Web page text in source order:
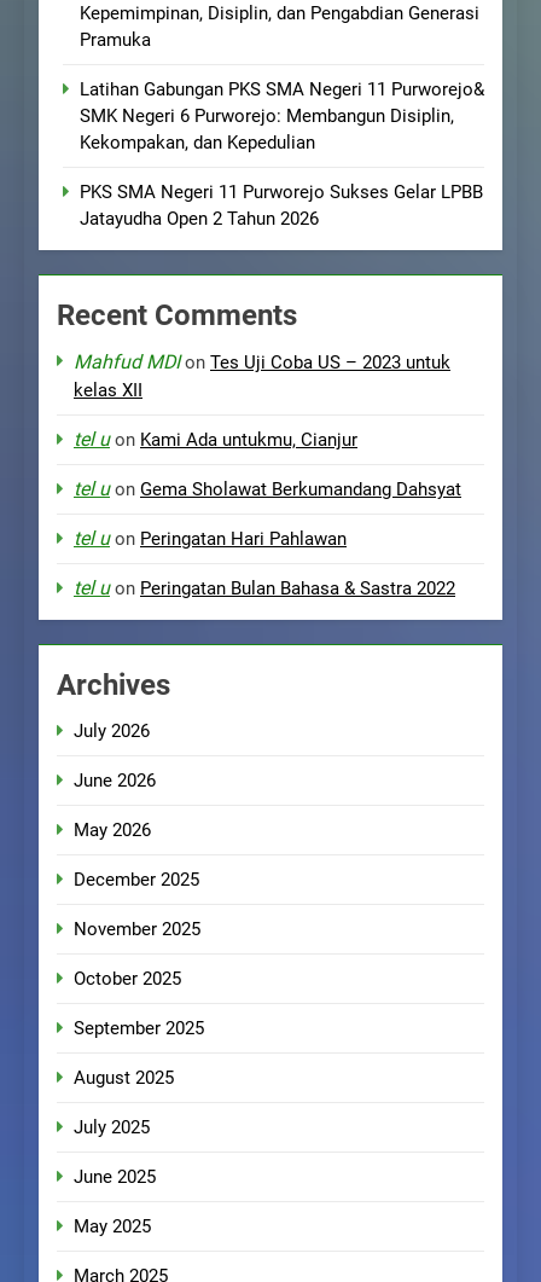
Kepemimpinan, Disiplin, dan Pengabdian Generasi
Pramuka
Latihan Gabungan PKS SMA Negeri 11 Purworejo&
SMK Negeri 6 Purworejo: Membangun Disiplin,
Kekompakan, dan Kepedulian
PKS SMA Negeri 11 Purworejo Sukses Gelar LPBB
Jatayudha Open 2 Tahun 2026
Recent Comments
Mahfud MDIon Tes Uji Coba US – 2023 untuk
kelas XII
tel uon Kami Ada untukmu, Cianjur
tel uon Gema Sholawat Berkumandang Dahsyat
tel uon Peringatan Hari Pahlawan
tel uon Peringatan Bulan Bahasa & Sastra 2022
Archives
July 2026
June 2026
May 2026
December 2025
November 2025
October 2025
September 2025
August 2025
July 2025
June 2025
May 2025
March 2025